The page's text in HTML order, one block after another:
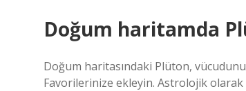
Doğum haritamda
Doğum haritasındaki Plüton,
Favorilerinize ekleyin. Astrolojik